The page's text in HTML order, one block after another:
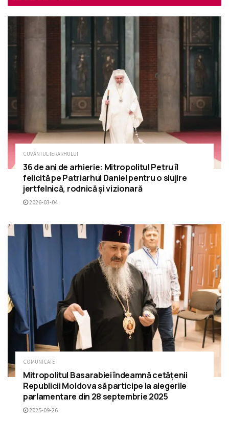
CUVÂNTUL IERARHULUI
36 de ani de arhierie: Mitropolitul Petru îl
felicită pe Patriarhul Daniel pentru o slujire
jertfelnică, rodnică și vizionară
2026-03-04
COMUNICATE
Mitropolitul Basarabiei îndeamnă cetățenii
Republicii Moldova să participe la alegerile
parlamentare din 28 septembrie 2025
2025-09-26